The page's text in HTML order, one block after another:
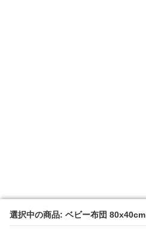
選択中の商品: ベビー布団 80x40cm
選択中の商品: ベビー布団 80x40cm